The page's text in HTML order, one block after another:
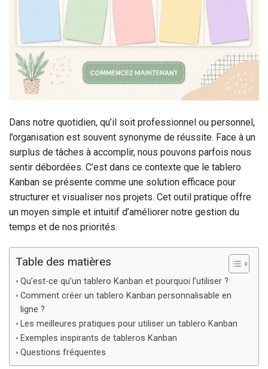
Dans notre quotidien, qu’il soit professionnel ou personnel,
l’organisation est souvent synonyme de réussite. Face à un
surplus de tâches à accomplir, nous pouvons parfois nous
sentir débordées. C’est dans ce contexte que le tablero
Kanban se présente comme une solution efficace pour
structurer et visualiser nos projets. Cet outil pratique offre
un moyen simple et intuitif d’améliorer notre gestion du
temps et de nos priorités.
Table des matières
Qu’est-ce qu’un tablero Kanban et pourquoi l’utiliser ?
Comment créer un tablero Kanban personnalisable en
ligne ?
Les meilleures pratiques pour utiliser un tablero Kanban
Exemples inspirants de tableros Kanban
Questions fréquentes